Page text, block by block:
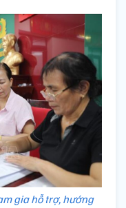
gia hỗ trợ, hướng